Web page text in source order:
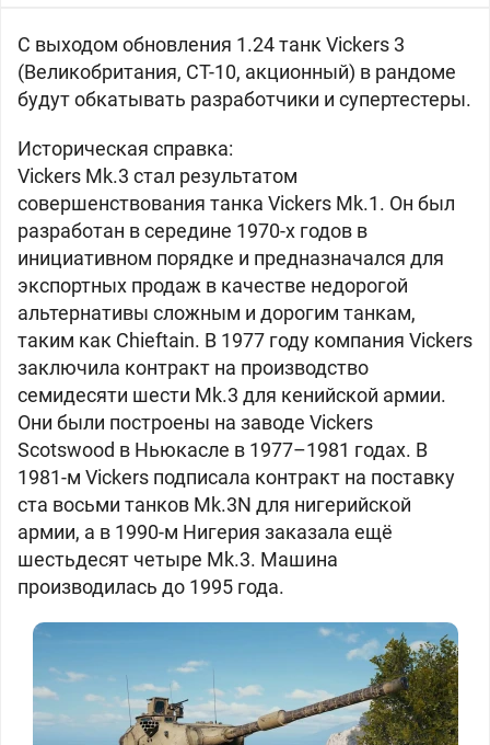
С выходом обновления 1.24 танк Vickers 3
(Великобритания, СТ-10, акционный) в рандоме
будут обкатывать разработчики и супертестеры.
Историческая справка:
Vickers Mk.3 стал результатом
совершенствования танка Vickers Mk.1. Он был
разработан в середине 1970-х годов в
инициативном порядке и предназначался для
экспортных продаж в качестве недорогой
альтернативы сложным и дорогим танкам,
таким как Chieftain. В 1977 году компания Vickers
заключила контракт на производство
семидесяти шести Mk.3 для кенийской армии.
Они были построены на заводе Vickers
Scotswood в Ньюкасле в 1977–1981 годах. В
1981-м Vickers подписала контракт на поставку
ста восьми танков Mk.3N для нигерийской
армии, а в 1990-м Нигерия заказала ещё
шестьдесят четыре Mk.3. Машина
производилась до 1995 года.